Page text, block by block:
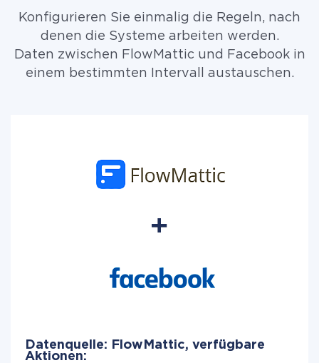
Konfigurieren Sie einmalig die Regeln, nach
denen die Systeme arbeiten werden.
Daten zwischen FlowMattic und Facebook in
einem bestimmten Intervall austauschen.
Datenquelle: FlowMattic, verfügbare
Aktionen: